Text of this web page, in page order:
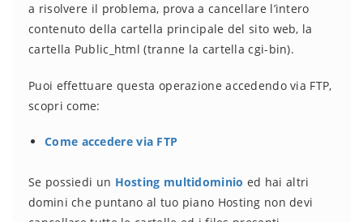
a risolvere il problema, prova a cancellare l’intero
contenuto della cartella principale del sito web, la
cartella Public_html (tranne la cartella cgi-bin).
Puoi effettuare questa operazione accedendo via FTP,
scopri come:
Come accedere via FTP
Se possiedi un Hosting multidominio ed hai altri
domini che puntano al tuo piano Hosting non devi